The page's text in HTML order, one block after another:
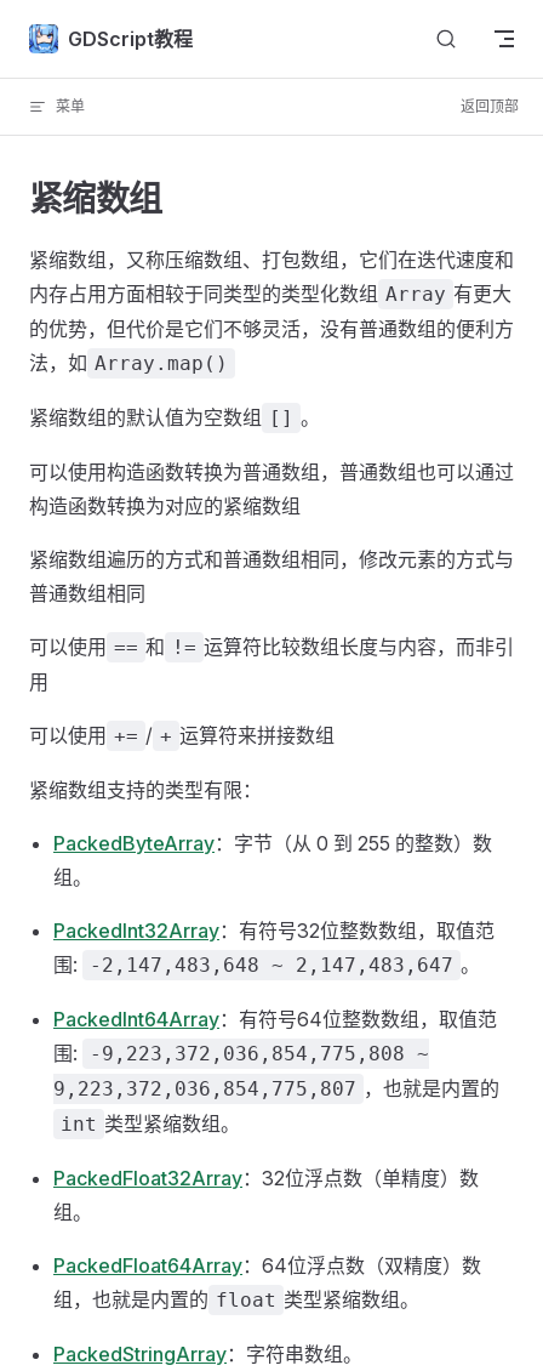
Skip to content
GDScript教程
菜单 返回顶部
紧缩数组
紧缩数组，又称压缩数组、打包数组，它们在迭代速度和
内存占用方面相较于同类型的类型化数组 Array 有更大
的优势，但代价是它们不够灵活，没有普通数组的便利方
法，如 Array.map()
紧缩数组的默认值为空数组 [] 。
可以使用构造函数转换为普通数组，普通数组也可以通过
构造函数转换为对应的紧缩数组
紧缩数组遍历的方式和普通数组相同，修改元素的方式与
普通数组相同
可以使用 == 和 != 运算符比较数组长度与内容，而非引
用
可以使用 += / + 运算符来拼接数组
紧缩数组支持的类型有限：
PackedByteArray：字节（从 0 到 255 的整数）数
组。
PackedInt32Array：有符号32位整数数组，取值范
围:
-2,147,483,648 ~ 2,147,483,647 。
PackedInt64Array：有符号64位整数数组，取值范
围:
-9,223,372,036,854,775,808 ~
9,223,372,036,854,775,807 ，也就是内置的
int 类型紧缩数组。
PackedFloat32Array：32位浮点数（单精度）数
组。
PackedFloat64Array：64位浮点数（双精度）数
组，也就是内置的 float 类型紧缩数组。
PackedStringArray：字符串数组。